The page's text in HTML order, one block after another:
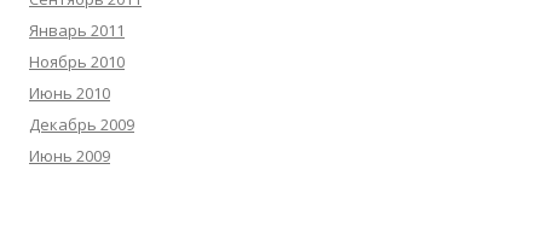
Январь 2011
Ноябрь 2010
Июнь 2010
Декабрь 2009
Июнь 2009